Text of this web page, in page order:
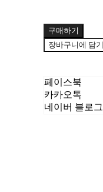
구매하기
장바구니에 담기
페이스북
카카오톡
네이버 블로그